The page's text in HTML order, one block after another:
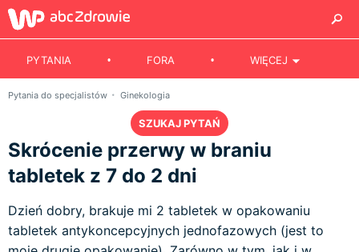
PYTANIA FORA WIĘCEJ
Pytania do specjalistów Ginekologia
SZUKAJ PYTAŃ
Skrócenie przerwy w braniu
tabletek z 7 do 2 dni
Dzień dobry, brakuje mi 2 tabletek w opakowaniu
tabletek antykoncepcyjnych jednofazowych (jest to